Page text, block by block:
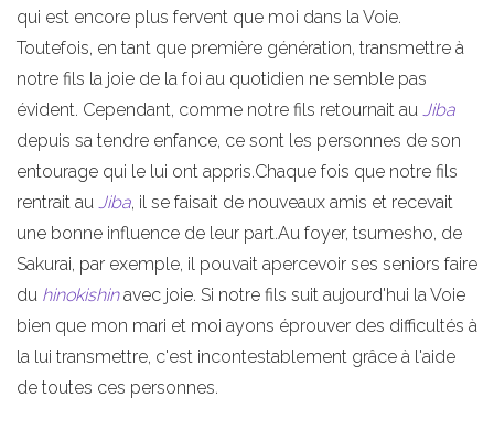
qui est encore plus fervent que moi dans la Voie.
Toutefois, en tant que première génération, transmettre à
notre fils la joie de la foi au quotidien ne semble pas
évident. Cependant, comme notre fils retournait au Jiba
depuis sa tendre enfance, ce sont les personnes de son
entourage qui le lui ont appris.Chaque fois que notre fils
rentrait au Jiba, il se faisait de nouveaux amis et recevait
une bonne influence de leur part.Au foyer, tsumesho, de
Sakurai, par exemple, il pouvait apercevoir ses seniors faire
du hinokishinavec joie. Si notre fils suit aujourd'hui la Voie
bien que mon mari et moi ayons éprouver des difficultés à
la lui transmettre, c'est incontestablement grâce à l'aide
de toutes ces personnes.